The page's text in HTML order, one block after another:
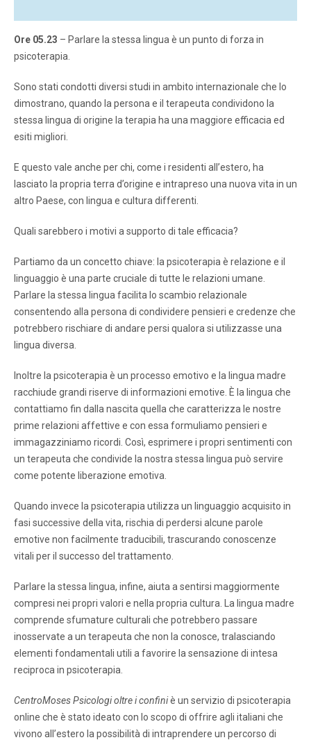
Ore 05.23 – Parlare la stessa lingua è un punto di forza in
psicoterapia.
Sono stati condotti diversi studi in ambito internazionale che lo
dimostrano, quando la persona e il terapeuta condividono la
stessa lingua di origine la terapia ha una maggiore efficacia ed
esiti migliori.
E questo vale anche per chi, come i residenti all’estero, ha
lasciato la propria terra d’origine e intrapreso una nuova vita in un
altro Paese, con lingua e cultura differenti.
Quali sarebbero i motivi a supporto di tale efficacia?
Partiamo da un concetto chiave: la psicoterapia è relazione e il
linguaggio è una parte cruciale di tutte le relazioni umane.
Parlare la stessa lingua facilita lo scambio relazionale
consentendo alla persona di condividere pensieri e credenze che
potrebbero rischiare di andare persi qualora si utilizzasse una
lingua diversa.
Inoltre la psicoterapia è un processo emotivo e la lingua madre
racchiude grandi riserve di informazioni emotive. È la lingua che
contattiamo fin dalla nascita quella che caratterizza le nostre
prime relazioni affettive e con essa formuliamo pensieri e
immagazziniamo ricordi. Così, esprimere i propri sentimenti con
un terapeuta che condivide la nostra stessa lingua può servire
come potente liberazione emotiva.
Quando invece la psicoterapia utilizza un linguaggio acquisito in
fasi successive della vita, rischia di perdersi alcune parole
emotive non facilmente traducibili, trascurando conoscenze
vitali per il successo del trattamento.
Parlare la stessa lingua, infine, aiuta a sentirsi maggiormente
compresi nei propri valori e nella propria cultura. La lingua madre
comprende sfumature culturali che potrebbero passare
inosservate a un terapeuta che non la conosce, tralasciando
elementi fondamentali utili a favorire la sensazione di intesa
reciproca in psicoterapia.
CentroMoses Psicologi oltre i confiniè un servizio di psicoterapia
online che è stato ideato con lo scopo di offrire agli italiani che
vivono all’estero la possibilità di intraprendere un percorso di